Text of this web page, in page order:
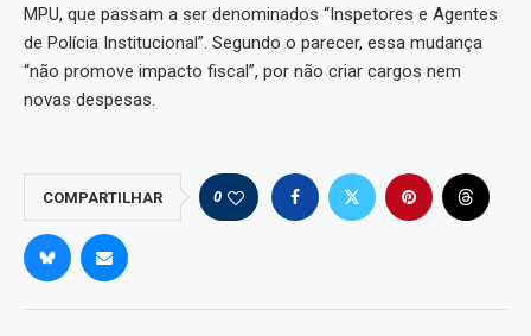
MPU, que passam a ser denominados “Inspetores e Agentes
de Polícia Institucional”. Segundo o parecer, essa mudança
“não promove impacto fiscal”, por não criar cargos nem
novas despesas.
COMPARTILHAR 0